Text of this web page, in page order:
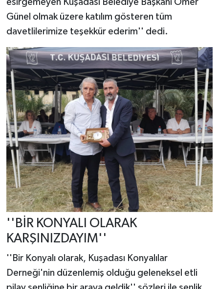
Günel olmak üzere katılım gösteren tüm
davetlilerimize teşekkür ederim'' dedi.
''BİR KONYALI OLARAK
KARŞINIZDAYIM''
''Bir Konyalı olarak, Kuşadası Konyalılar
Derneği'nin düzenlemiş olduğu geleneksel etli